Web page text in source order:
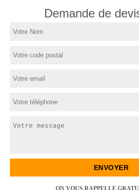
Demande de
ON VOUS RAPPELLE